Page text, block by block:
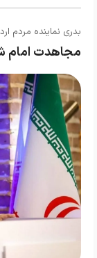
بدری نماینده مردم
مجاهدت امام